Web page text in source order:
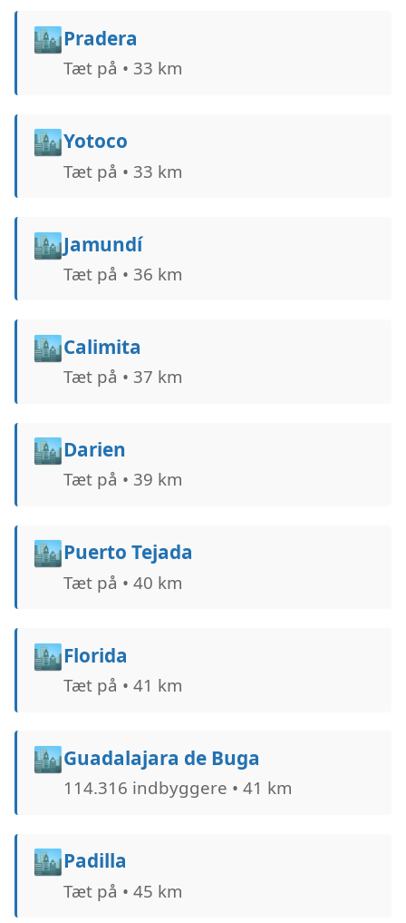
🏙️Pradera
Tæt på • 33 km
🏙️Yotoco
Tæt på • 33 km
🏙️Jamundí
Tæt på • 36 km
🏙️Calimita
Tæt på • 37 km
🏙️Darien
Tæt på • 39 km
🏙️Puerto Tejada
Tæt på • 40 km
🏙️Florida
Tæt på • 41 km
🏙️Guadalajara de Buga
114.316 indbyggere • 41 km
🏙️Padilla
Tæt på • 45 km